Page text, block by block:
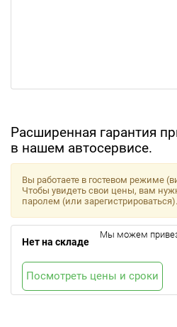
Расширенная гарантия
в нашем автосервисе.
Вы работаете в гостевом режиме
Чтобы увидеть свои цены, вам
паролем (или зарегистрироваться).
Нет на складе
Мы можем
Посмотреть цены и сроки